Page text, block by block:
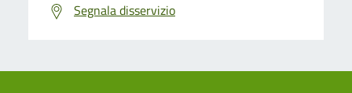
Segnala disservizio